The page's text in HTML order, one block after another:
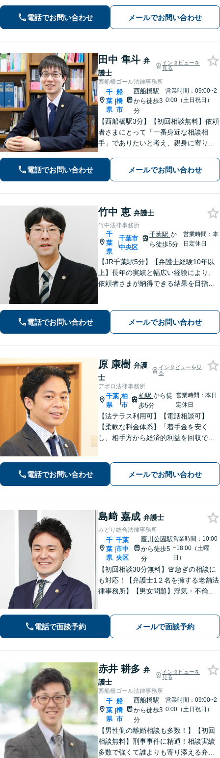
す。最後まで話を遮らずにお聞きし、
丁寧な対応を心がけます。お気軽にご
相談ください【JR千葉駅15分、葭川公
園駅5分】
電話でお問い合わせ メールでお問い合わせ
田中 隼斗 弁
護士
インタビューを
見る
西船橋ゴール法律事務所
千
葉
県
|
船
橋
市
西船橋駅
から徒歩3
分
営業時間：09:00~2
0:00（土日祝日）
【西船橋駅3分】【初回相談無料】依頼
者さまにとって「一番身近な相談相
手」でありたいと考え、親身に寄り添
す。おひとりで悩まず、弁護士にご相
談ください。前向きな一歩を踏み出せ
電話でお問い合わせ メールでお問い合わせ
竹中 恵 弁護士
竹中法律事務所
千
葉
県
|
千葉市
中央区
千葉駅 か
ら徒歩5分
営業時間：本
日定休日
【JR千葉駅5分】【弁護士経験10年以
上】長年の実績と幅広い経験により、
依頼者さまが納得できる結果を目指し
い】オーナーの方からの案件を解決し
た実績多数【初回相談無料】
電話でお問い合わせ メールでお問い合わせ
原 康樹 弁護
士
インタビューを見
る
アポロ法律事務所
千葉
県
|
柏
市
柏駅から徒
歩5分
営業時間：本日
定休日
【法テラス利用可】【電話相談可】
【柔軟な料金体系】「着手金を安く
し、相手方から経済的利益を回収でき
通事故 など【柏駅5分】
電話でお問い合わせ メールでお問い合わせ
島﨑 嘉成 弁護士
みどり総合法律事務所
千
葉
県
|
千葉
市中
央区
葭川公園駅
から徒歩5
分
営業時間：10:00
~18:00（土曜
日）
【初回相談30分無料】🚨急ぎの相談に
も対応！【弁護士1２名を擁する老舗法
律事務所】【男女問題】浮気・不倫の
【債権回収】売掛金の回収はお任せ
【葭川公園駅5分／千葉中央駅10分】
電話で面談予約 メールで面談予約
赤井 耕多 弁
護士
インタビューを
見る
西船橋ゴール法律事務所
千
葉
県
|
船
橋
市
西船橋駅
から徒歩3
分
営業時間：09:00~2
0:00（土日祝日）
【男性側の離婚相談も多数！】【初回
相談無料】刑事事件に精通！相談実績
多数で強くて誰よりも寄り添える弁護